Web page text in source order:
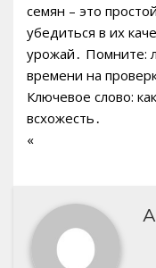
семян – это
убедиться в их
урожай․ Помните:
времени на
Ключевое слово:
всхожесть․
«